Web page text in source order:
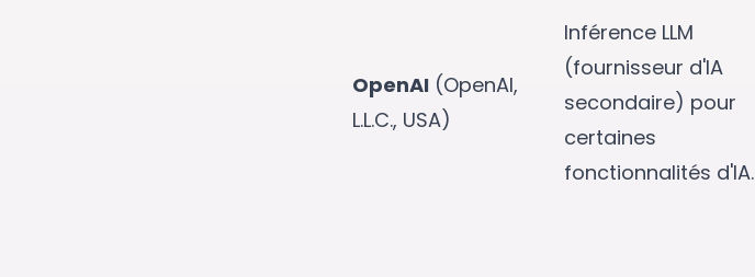
OpenAI (OpenAI,
L.L.C., USA)
Inférence LLM
(fournisseur d'IA
secondaire) pour
certaines
fonctionnalités d'IA.